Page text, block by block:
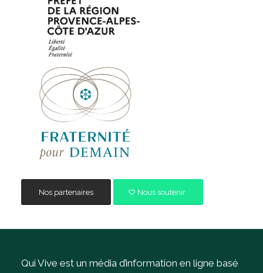
Nos partenaires Nous soutenir
Qui Vive est un média d’information en ligne basé